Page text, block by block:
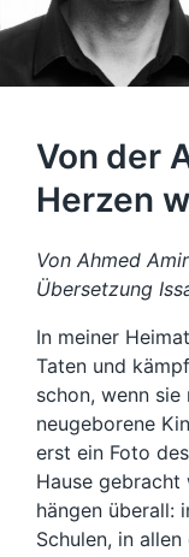
Von der
Herzen
Von Ahmed Amir
Übersetzung
In meiner
Taten und
schon, wenn
neugebore­ne
erst ein Foto
Hause gebracht
hängen überall:
Schulen, in